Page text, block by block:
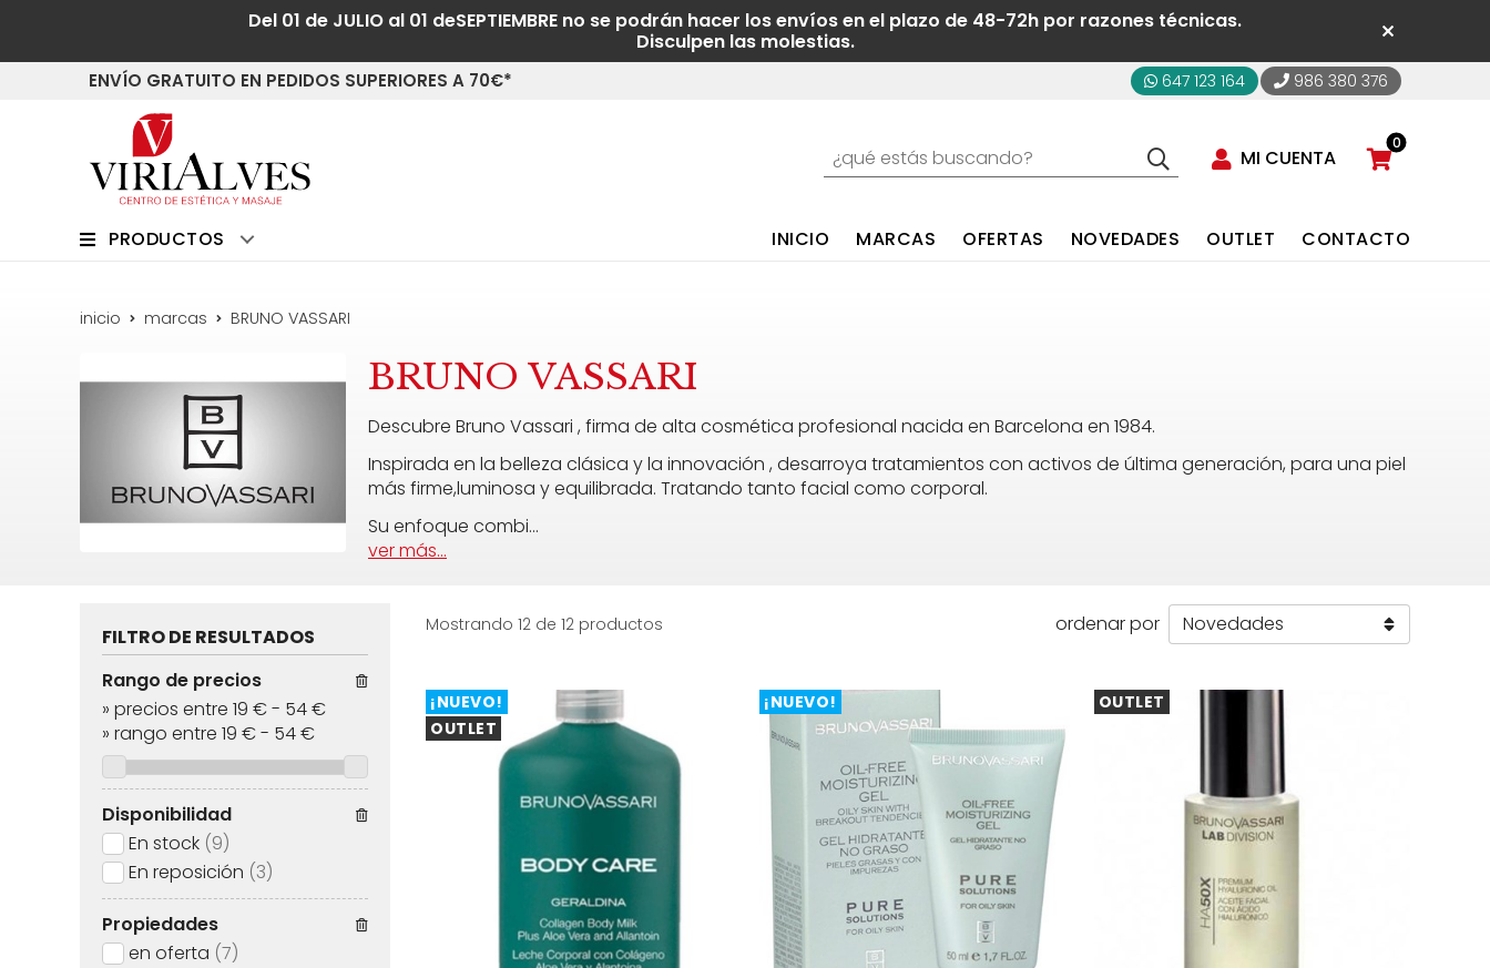
Del 01 de JULIO al 01 deSEPTIEMBRE no se podrán hacer los envíos en el plazo de 48-72h por razones técnicas.
Disculpen las molestias.
ENVÍO GRATUITO EN PEDIDOS SUPERIORES A 70€* 647 123 164 986 380 376
MI CUENTA
0
PRODUCTOS INICIO MARCAS OFERTAS NOVEDADES OUTLET CONTACTO
inicio marcas BRUNO VASSARI
BRUNO VASSARI
Descubre Bruno Vassari , firma de alta cosmética profesional nacida en Barcelona en 1984.
Inspirada en la belleza clásica y la innovación , desarroya tratamientos con activos de última generación, para una piel
más firme,luminosa y equilibrada. Tratando tanto facial como corporal.
Su enfoque combi...
ver más...
Mostrando 12 de 12 productos ordenar por
¡NUEVO!
OUTLET
¡NUEVO! OUTLET
FILTRO DE RESULTADOS
Rango de precios
» precios entre 19 €- 54 €
» rango entre 19 €- 54€
Disponibilidad
En stock (9)
En reposición (3)
Propiedades
en oferta (7)